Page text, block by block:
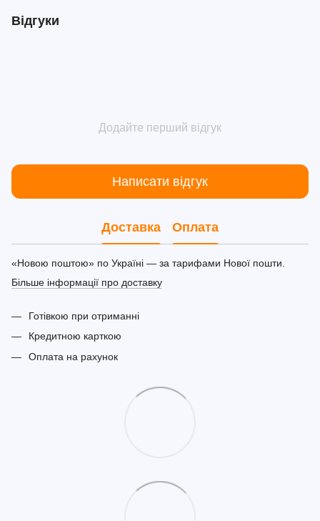
Відгуки
Додайте перший відгук
Написати відгук
Доставка Оплата
«Новою поштою» по Україні — за тарифами Нової пошти.
Більше інформації про доставку
Готівкою при отриманні
Кредитною карткою
Оплата на рахунок